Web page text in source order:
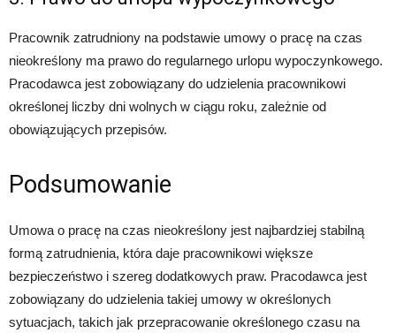
Pracownik zatrudniony na podstawie umowy o pracę na czas
nieokreślony ma prawo do regularnego urlopu wypoczynkowego.
Pracodawca jest zobowiązany do udzielenia pracownikowi
określonej liczby dni wolnych w ciągu roku, zależnie od
obowiązujących przepisów.
Podsumowanie
Umowa o pracę na czas nieokreślony jest najbardziej stabilną
formą zatrudnienia, która daje pracownikowi większe
bezpieczeństwo i szereg dodatkowych praw. Pracodawca jest
zobowiązany do udzielenia takiej umowy w określonych
sytuacjach, takich jak przepracowanie określonego czasu na